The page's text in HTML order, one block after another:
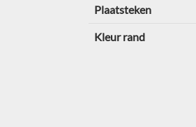
Plaatsteken
Kleur rand